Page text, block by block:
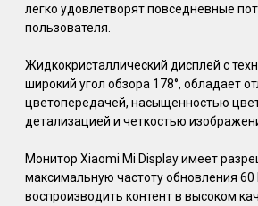
легко удовлетворят повседневные
пользователя.
Жидкокристаллический дисплей с
широкий угол обзора 178°, обладает
цветопередачей, насыщенностью
детализацией и четкостью
Монитор Xiaomi Mi Display имеет
максимальную частоту обновления 60
воспроизводить контент в высоком